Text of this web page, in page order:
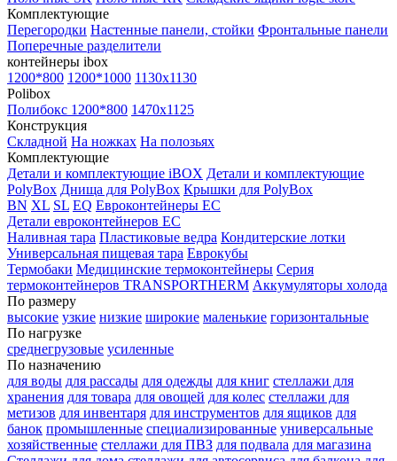
Комплектующие
Перегородки Настенные панели, стойки Фронтальные панели
Поперечные разделители
контейнеры ibox
1200*800 1200*1000 1130x1130
Polibox
Полибокс 1200*800 1470х1125
Конструкция
Складной На ножках На полозьях
Комплектующие
Детали и комплектующие iBOX Детали и комплектующие
PolyBox Днища для PolyBox Крышки для PolyBox
BN XL SL EQ Евроконтейнеры EC
Детали евроконтейнеров EC
Наливная тара Пластиковые ведра Кондитерские лотки
Универсальная пищевая тара Еврокубы
Термобаки Медицинские термоконтейнеры Серия
термоконтейнеров TRANSPORTHERM Аккумуляторы холода
По размеру
высокие узкие низкие широкие маленькие горизонтальные
По нагрузке
среднегрузовые усиленные
По назначению
для воды для рассады для одежды для книг стеллажи для
хранения для товара для овощей для колес стеллажи для
метизов для инвентаря для инструментов для ящиков для
банок промышленные специализированные универсальные
хозяйственные стеллажи для ПВЗ для подвала для магазина